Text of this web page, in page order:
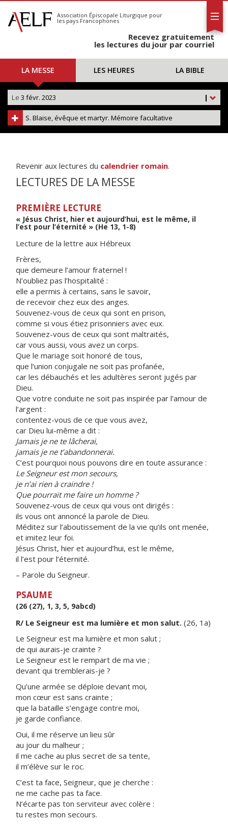
S'abonner
Calendrier
Association Épiscopale Liturgique pour
les pays Francophones
Recevez gratuitement
les lectures du jour par courriel
LA MESSE LES HEURES LA BIBLE
|
Le 3 févr. 2023
S. Blaise, évêque et martyr. Mémoire facultative
Revenir aux lectures du calendrier romain.
LECTURES DE LA MESSE
PREMIÈRE LECTURE
« Jésus Christ, hier et aujourd’hui, est le même, il
l’est pour l’éternité » (He 13, 1-8)
Lecture de la lettre aux Hébreux
Frères,
que demeure l’amour fraternel !
N’oubliez pas l’hospitalité :
elle a permis à certains, sans le savoir,
de recevoir chez eux des anges.
Souvenez-vous de ceux qui sont en prison,
comme si vous étiez prisonniers avec eux.
Souvenez-vous de ceux qui sont maltraités,
car vous aussi, vous avez un corps.
Que le mariage soit honoré de tous,
que l’union conjugale ne soit pas profanée,
car les débauchés et les adultères seront jugés par
Dieu.
Que votre conduite ne soit pas inspirée par l’amour de
l’argent :
contentez-vous de ce que vous avez,
car Dieu lui-même a dit :
Jamais je ne te lâcherai,
jamais je ne t’abandonnerai.
C’est pourquoi nous pouvons dire en toute assurance :
Le Seigneur est mon secours,
je n’ai rien à craindre !
Que pourrait me faire un homme ?
Souvenez-vous de ceux qui vous ont dirigés :
ils vous ont annoncé la parole de Dieu.
Méditez sur l’aboutissement de la vie qu’ils ont menée,
et imitez leur foi.
Jésus Christ, hier et aujourd’hui, est le même,
il l’est pour l’éternité.
– Parole du Seigneur.
PSAUME
(26 (27), 1, 3, 5, 9abcd)
R/ Le Seigneur est ma lumière et mon salut. (26, 1a)
Le Seigneur est ma lumière et mon salut ;
de qui aurais-je crainte ?
Le Seigneur est le rempart de ma vie ;
devant qui tremblerais-je ?
Qu’une armée se déploie devant moi,
mon cœur est sans crainte ;
que la bataille s’engage contre moi,
je garde confiance.
Oui, il me réserve un lieu sûr
au jour du malheur ;
il me cache au plus secret de sa tente,
il m’élève sur le roc.
C’est ta face, Seigneur, que je cherche :
ne me cache pas ta face.
N’écarte pas ton serviteur avec colère :
tu restes mon secours.